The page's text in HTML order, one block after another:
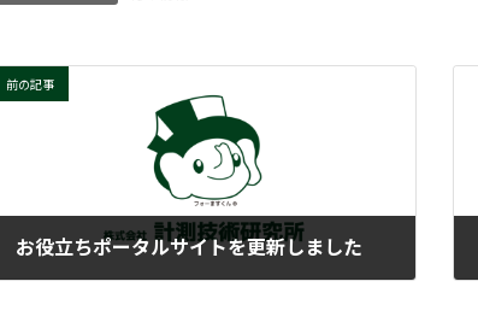
前の記事
お役立ちポータルサイトを更新しました